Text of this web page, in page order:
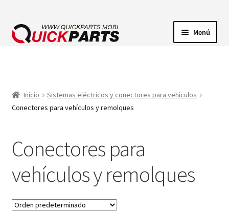
Menú
CLAXONES
Inicio
Sistemas eléctricos y conectores para vehículos
Conectores para vehículos y remolques
Conectores para
vehículos y remolques